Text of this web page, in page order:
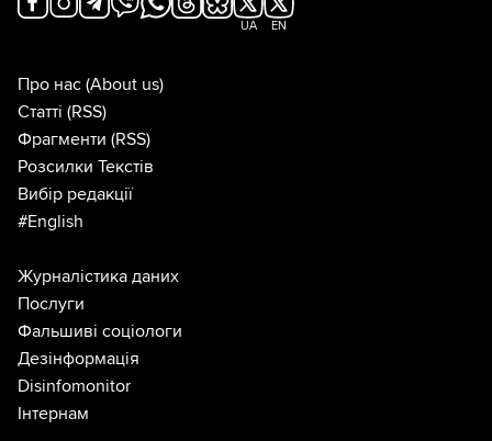
UA EN
Про нас (About us)
Статті (RSS)
Фрагменти (RSS)
Розсилки Текстів
Вибір редакції
#English
Журналістика даних
Послуги
Фальшиві соціологи
Дезінформація
Disinfomonitor
Інтернам